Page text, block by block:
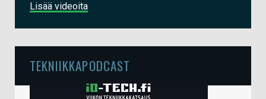
Lisää videoita
TEKNIIKKAPODCAST